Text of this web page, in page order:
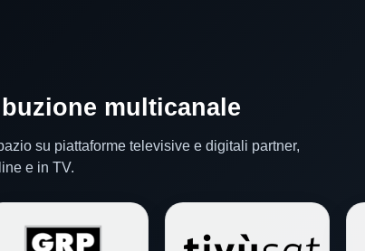
multicanale
su piattaforme televisive e digitali partner,
e in TV.